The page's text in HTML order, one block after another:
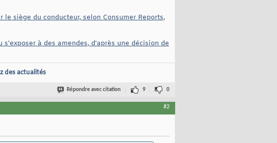
siège du conducteur, selon Consumer Reports,
à des amendes, d'après une décision de
des actualités
Répondre avec citation 9 0
#2